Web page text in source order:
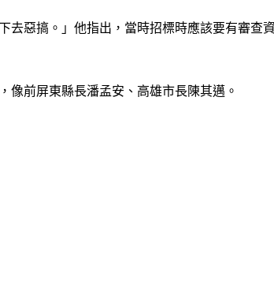
惡搞。」他指出，當時招標時應該要有審查
像前屏東縣長潘孟安、高雄市長陳其邁。